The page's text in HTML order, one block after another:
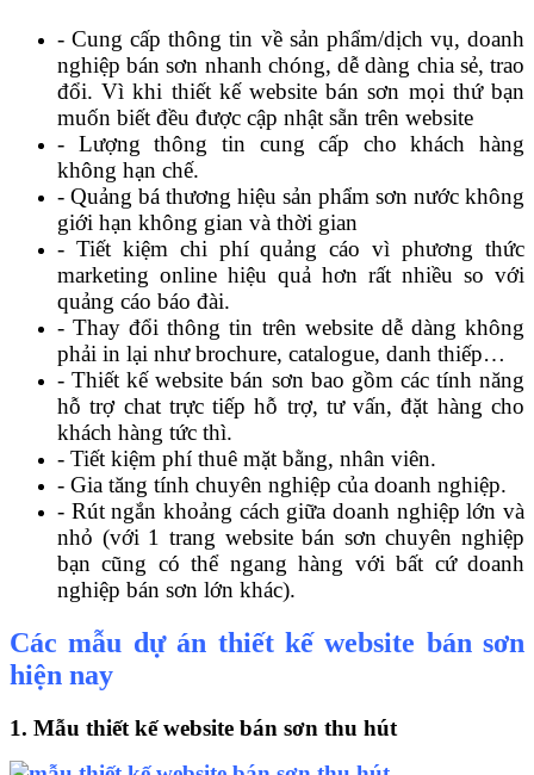
- Cung cấp thông tin về sản phẩm/dịch vụ, doanh
nghiệp bán sơn nhanh chóng, dễ dàng chia sẻ, trao
đổi. Vì khi thiết kế website bán sơn mọi thứ bạn
muốn biết đều được cập nhật sẵn trên website
- Lượng thông tin cung cấp cho khách hàng
không hạn chế.
- Quảng bá thương hiệu sản phẩm sơn nước không
giới hạn không gian và thời gian
- Tiết kiệm chi phí quảng cáo vì phương thức
marketing online hiệu quả hơn rất nhiều so với
quảng cáo báo đài.
- Thay đổi thông tin trên website dễ dàng không
phải in lại như brochure, catalogue, danh thiếp…
- Thiết kế website bán sơn bao gồm các tính năng
hỗ trợ chat trực tiếp hỗ trợ, tư vấn, đặt hàng cho
khách hàng tức thì.
- Tiết kiệm phí thuê mặt bằng, nhân viên.
- Gia tăng tính chuyên nghiệp của doanh nghiệp.
- Rút ngắn khoảng cách giữa doanh nghiệp lớn và
nhỏ (với 1 trang website bán sơn chuyên nghiệp
bạn cũng có thể ngang hàng với bất cứ doanh
nghiệp bán sơn lớn khác).
Các mẫu dự án thiết kế website bán sơn
hiện nay
1. Mẫu thiết kế website bán sơn thu hút